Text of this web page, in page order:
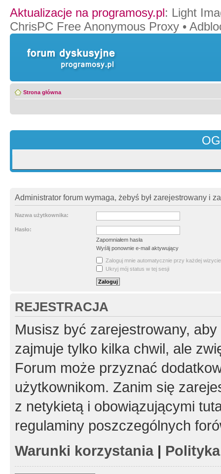
Aktualizacje na programosy.pl: Light
ChrisPC Free Anonymous Proxy •
Strona główna
Administrator forum wymaga, żebyś był zarejestrowany i
Nazwa użytkownika:
Hasło:
Zapomniałem hasła
Wyślij ponownie e-mail aktywujący
Zaloguj mnie automatycznie przy każdej wizycie
Ukryj mój status w tej sesji
REJESTRACJA
Musisz być zarejestrowany,
zajmuje tylko kilka chwil, ale
Forum może przyznać
użytkownikom. Zanim się
z netykietą i obowiązującymi
regulaminy poszczególnych
Warunki korzystania|